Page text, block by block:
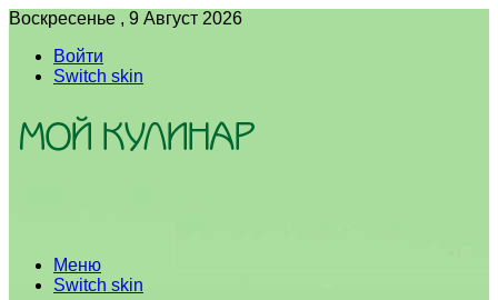
Воскресенье , 9 Август 2026
Войти
Switch skin
Меню
Switch skin